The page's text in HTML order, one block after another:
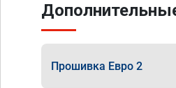
Прошивка Евро 2